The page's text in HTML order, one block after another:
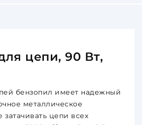
цепи, 90 Вт,
бензопил имеет надежный
металлическое
цепи всех